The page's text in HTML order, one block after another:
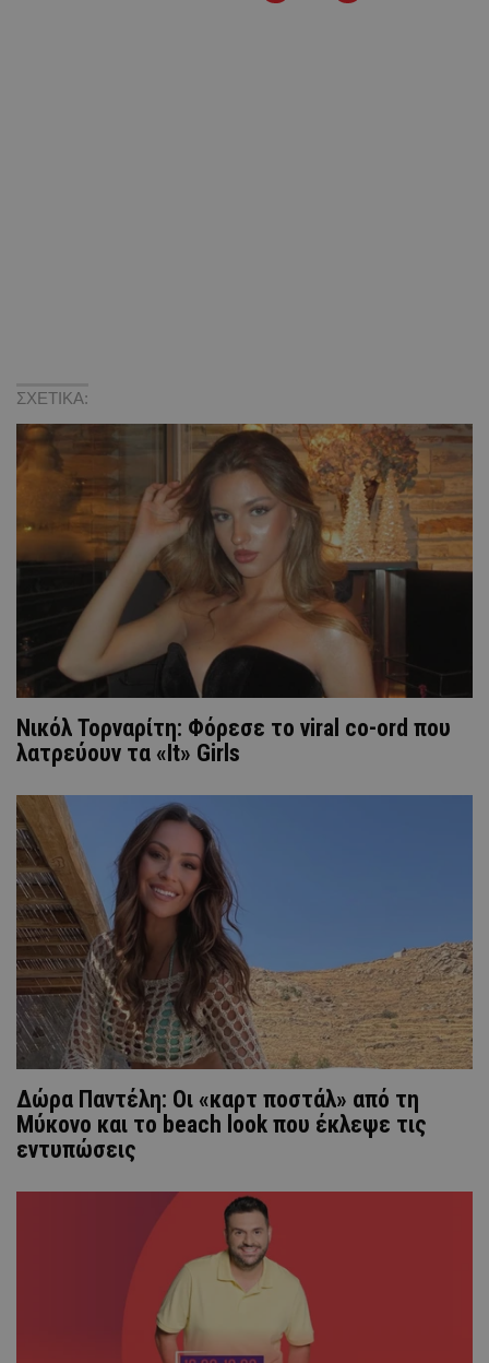
ΣΧΕΤΙΚΑ:
Νικόλ Τορναρίτη: Φόρεσε το viral co-ord που
λατρεύουν τα «It» Girls
Δώρα Παντέλη: Οι «καρτ ποστάλ» από τη
Μύκονο και το beach look που έκλεψε τις
εντυπώσεις